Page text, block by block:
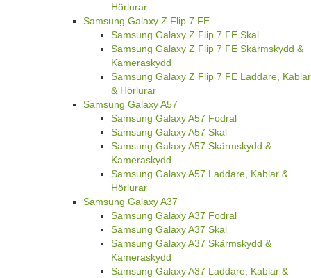
Hörlurar
Samsung Galaxy Z Flip 7 FE
Samsung Galaxy Z Flip 7 FE Skal
Samsung Galaxy Z Flip 7 FE Skärmskydd &
Kameraskydd
Samsung Galaxy Z Flip 7 FE Laddare, Kablar
& Hörlurar
Samsung Galaxy A57
Samsung Galaxy A57 Fodral
Samsung Galaxy A57 Skal
Samsung Galaxy A57 Skärmskydd &
Kameraskydd
Samsung Galaxy A57 Laddare, Kablar &
Hörlurar
Samsung Galaxy A37
Samsung Galaxy A37 Fodral
Samsung Galaxy A37 Skal
Samsung Galaxy A37 Skärmskydd &
Kameraskydd
Samsung Galaxy A37 Laddare, Kablar &